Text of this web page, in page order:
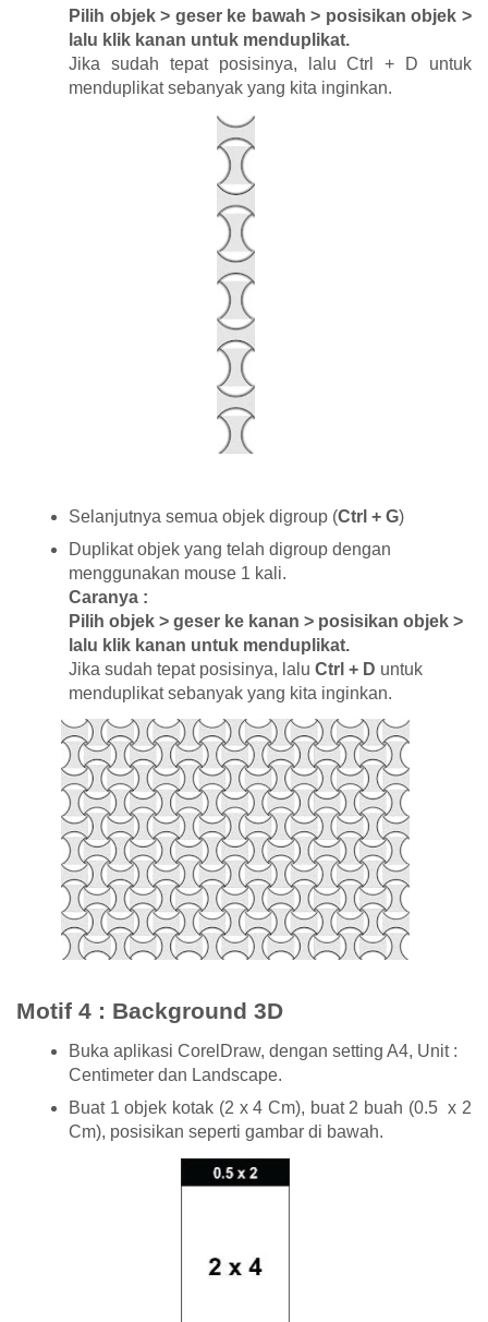
Pilih objek > geser ke bawah > posisikan objek >
lalu klik kanan untuk menduplikat.
Jika sudah tepat posisinya, lalu Ctrl + D untuk
menduplikat sebanyak yang kita inginkan.
Selanjutnya semua objek digroup (Ctrl + G)
Duplikat objek yang telah digroup dengan
menggunakan mouse 1 kali.
Caranya :
Pilih objek > geser ke kanan > posisikan objek >
lalu klik kanan untuk menduplikat.
Jika sudah tepat posisinya, lalu Ctrl + D untuk
menduplikat sebanyak yang kita inginkan.
Motif 4 : Background 3D
Buka aplikasi CorelDraw, dengan setting A4, Unit :
Centimeter dan Landscape.
Buat 1 objek kotak (2 x 4 Cm), buat 2 buah (0.5 x 2
Cm), posisikan seperti gambar di bawah.